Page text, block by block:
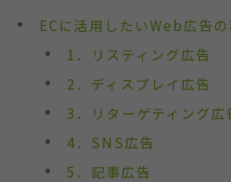
ECに活用したいWeb広告
1．リスティング広告
2．ディスプレイ広告
3．リターゲティング広
4．SNS広告
5．記事広告